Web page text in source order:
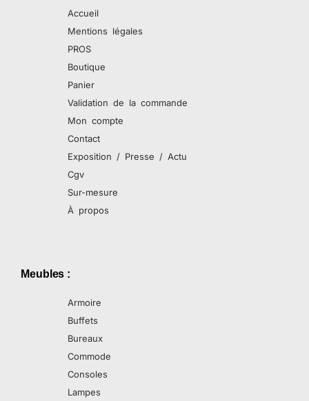
Accueil
Mentions légales
PROS
Boutique
Panier
Validation de la commande
Mon compte
Contact
Exposition / Presse / Actu
Cgv
Sur-mesure
À propos
Meubles :
Armoire
Buffets
Bureaux
Commode
Consoles
Lampes